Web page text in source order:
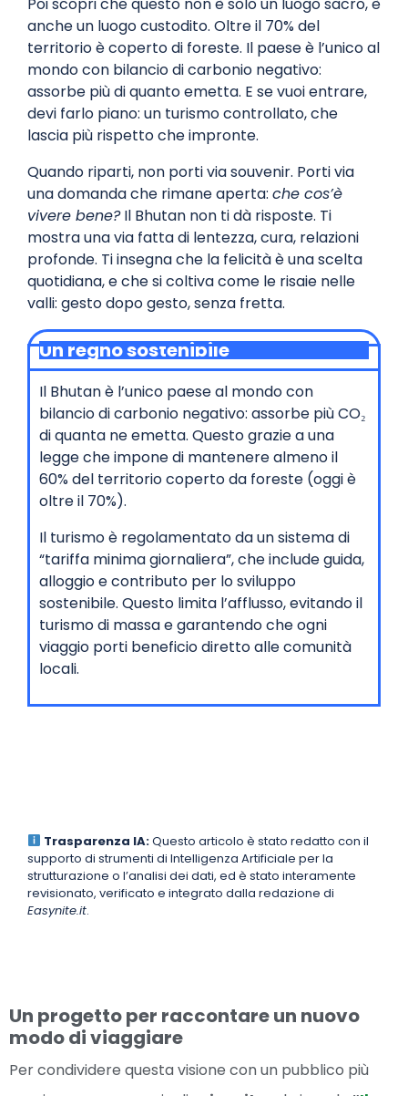
anche un luogo custodito. Oltre il 70% del
territorio è coperto di foreste. Il paese è l’unico al
mondo con bilancio di carbonio negativo:
assorbe più di quanto emetta. E se vuoi entrare,
devi farlo piano: un turismo controllato, che
lascia più rispetto che impronte.
Quando riparti, non porti via souvenir. Porti via
una domanda che rimane aperta: che cos’è
vivere bene?Il Bhutan non ti dà risposte. Ti
mostra una via fatta di lentezza, cura, relazioni
profonde. Ti insegna che la felicità è una scelta
quotidiana, e che si coltiva come le risaie nelle
valli: gesto dopo gesto, senza fretta.
Un regno sostenibile
Il Bhutan è l’unico paese al mondo con
bilancio di carbonio negativo: assorbe più CO₂
di quanta ne emetta. Questo grazie a una
legge che impone di mantenere almeno il
60% del territorio coperto da foreste (oggi è
oltre il 70%).
Il turismo è regolamentato da un sistema di
“tariffa minima giornaliera”, che include guida,
alloggio e contributo per lo sviluppo
sostenibile. Questo limita l’afflusso, evitando il
turismo di massa e garantendo che ogni
viaggio porti beneficio diretto alle comunità
locali.
Trasparenza IA:Questo articolo è stato redatto con il
supporto di strumenti di Intelligenza Artificiale per la
strutturazione o l’analisi dei dati, ed è stato interamente
revisionato, verificato e integrato dalla redazione di
Easynite.it.
Un progetto per raccontare un nuovo
modo di viaggiare
Per condividere questa visione con un pubblico più